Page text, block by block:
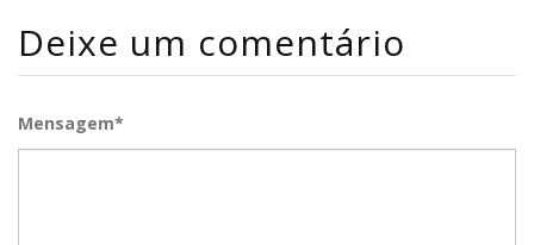
Deixe um comentário
Mensagem*